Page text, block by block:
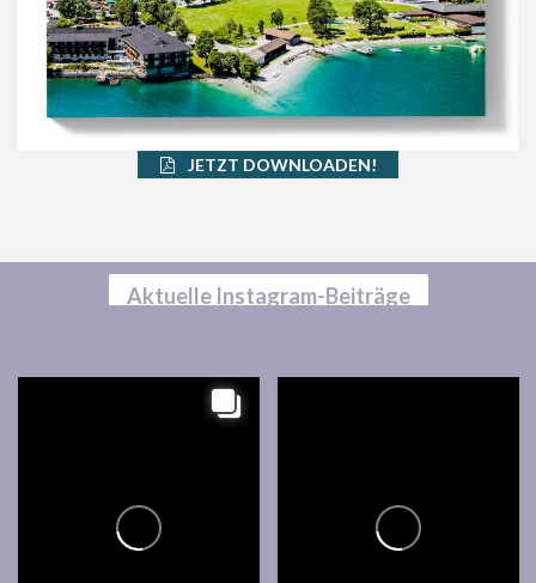
JETZT DOWNLOADEN!
Aktuelle Instagram-Beiträge